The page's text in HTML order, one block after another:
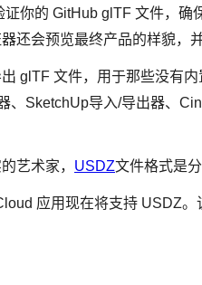
你的 GitHub glTF 文件，
还会预览最终产品的样貌，
glTF 文件，用于那些没有
、SketchUp导入/导出器、
艺术家， USDZ文件格式是
应用现在将支持 USDZ